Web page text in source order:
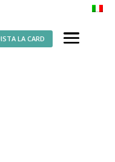
LA CARD